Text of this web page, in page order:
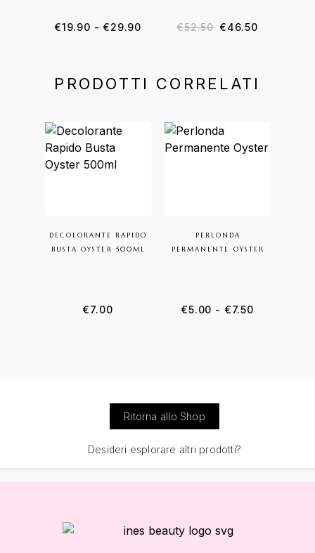
€19.90 - €29.90 Fascia di prezzo: da €19.90 a
€52.50 Il prezzo
€46.50Il prezzo
PRODOTTI CORRELATI
DECOLORANTE RAPIDO
BUSTA OYSTER 500ML
€7.00
Questo prodotto ha più
PERLONDA
PERMANENTE OYSTER
€5.00 - €7.50Fascia di
Ritorna allo Shop
Desideri esplorare altri prodotti?